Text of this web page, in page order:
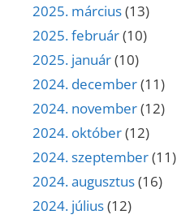
2025. március(13)
2025. február(10)
2025. január(10)
2024. december(11)
2024. november(12)
2024. október(12)
2024. szeptember(11)
2024. augusztus(16)
2024. július(12)